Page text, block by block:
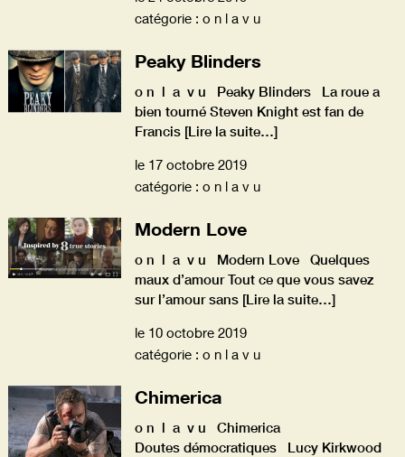
catégorie : o n l a v u
Peaky Blinders
o n l a v u Peaky Blinders La roue a
bien tourné Steven Knight est fan de
Francis [Lire la suite…]
le 17 octobre 2019
catégorie : o n l a v u
Modern Love
o n l a v u Modern Love Quelques
maux d’amour Tout ce que vous savez
sur l’amour sans [Lire la suite…]
le 10 octobre 2019
catégorie : o n l a v u
Chimerica
o n l a v u Chimerica
Doutes démocratiques Lucy Kirkwood